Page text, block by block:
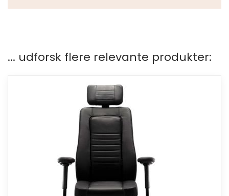
... udforsk flere relevante produkter: